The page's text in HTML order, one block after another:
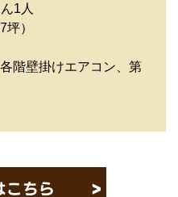
1人
）
壁掛けエアコン、第